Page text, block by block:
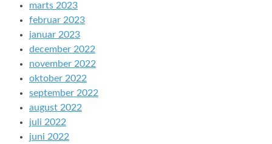
marts 2023
februar 2023
januar 2023
december 2022
november 2022
oktober 2022
september 2022
august 2022
juli 2022
juni 2022